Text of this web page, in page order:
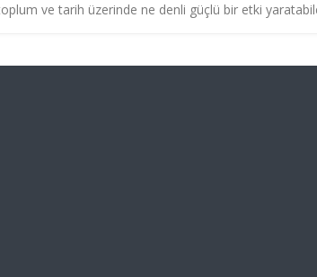
ve tarih üzerinde ne denli güçlü bir etki